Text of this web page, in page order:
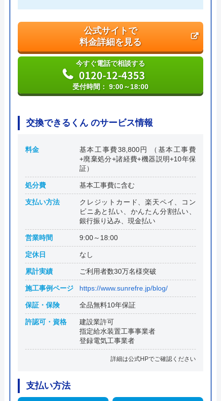
公式サイトで
料金詳細を見る
今すぐ電話で相談する
0120-12-4353
受付時間： 9:00～18:00
交換できるくん のサービス情報
料金
基本工事費38,800円 （基本工事費
+廃棄処分+諸経費+機器説明+10年保
証）
処分費 基本工事費に含む
支払い方法
クレジットカード、楽天ペイ、コン
ビニあと払い、かんたん分割払い、
銀行振り込み、現金払い
営業時間 9:00～18:00
定休日 なし
累計実績 ご利用者数30万名様突破
施工事例ページ https://www.sunrefre.jp/blog/
保証・保険 全品無料10年保証
許認可・資格
建設業許可
指定給水装置工事事業者
登録電気工事業者
詳細は公式HPでご確認ください
支払い方法